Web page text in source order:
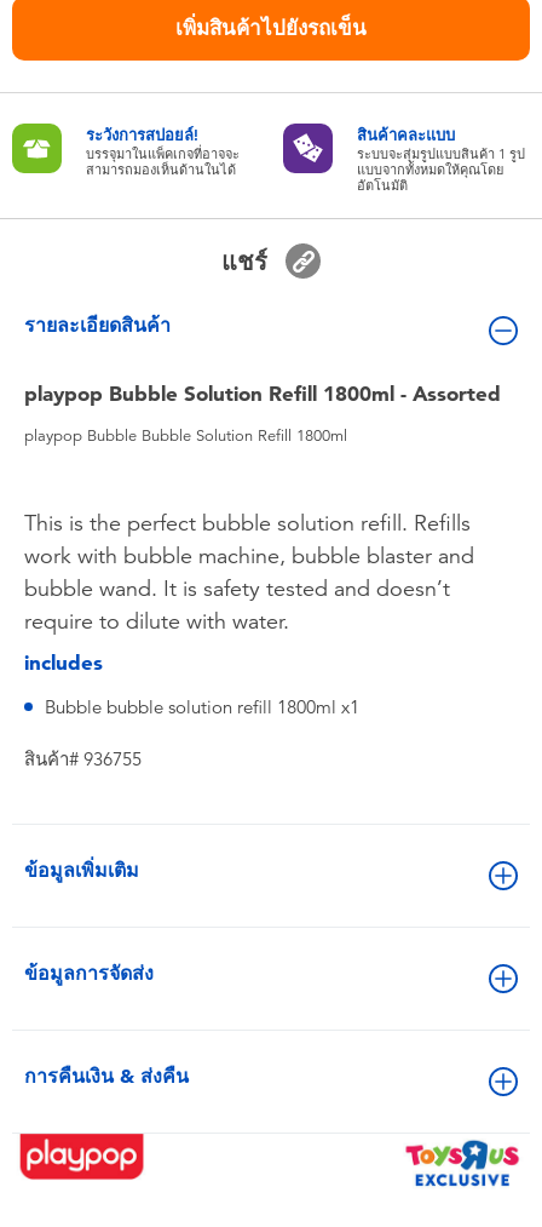
Nintendo Switch
ตัวละครเพี่อการสะสม
แกดเจ็ต
เพิ่มสินค้าไปยังรถเข็น
ระวังการสปอยล์!
บรรจุมาในแพ็คเกจที่อาจจะ
สามารถมองเห็นด้านในได้
สินค้าคละแบบ
ระบบจะสุ่มรูปแบบสินค้า 1 รูป
แบบจากทั้งหมดให้คุณโดย
อัตโนมัติ
แชร์
รายละเอียดสินค้า
playpop Bubble Solution Refill 1800ml - Assorted
playpop Bubble Bubble Solution Refill 1800ml
This is the perfect bubble solution refill. Refills
work with bubble machine, bubble blaster and
bubble wand. It is safety tested and doesn’t
require to dilute with water.
includes
Bubble bubble solution refill 1800ml x1
สินค้า# 936755
ข้อมูลเพิ่มเติม
ข้อมูลการจัดส่ง
การคืนเงิน & ส่งคืน